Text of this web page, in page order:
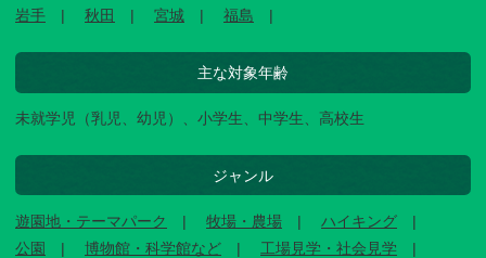
岩手
秋田 宮城 福島
主な対象年齢
未就学児（乳児、幼児）、小学生、中学生、高校生
ジャンル
遊園地・テーマパーク 牧場・農場
ハイキング
公園
博物館・科学館など
工場見学・社会見学